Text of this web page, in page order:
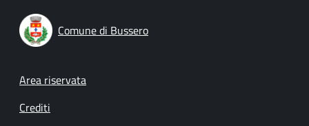
Comune di Bussero
Footer menu
Area riservata
Crediti